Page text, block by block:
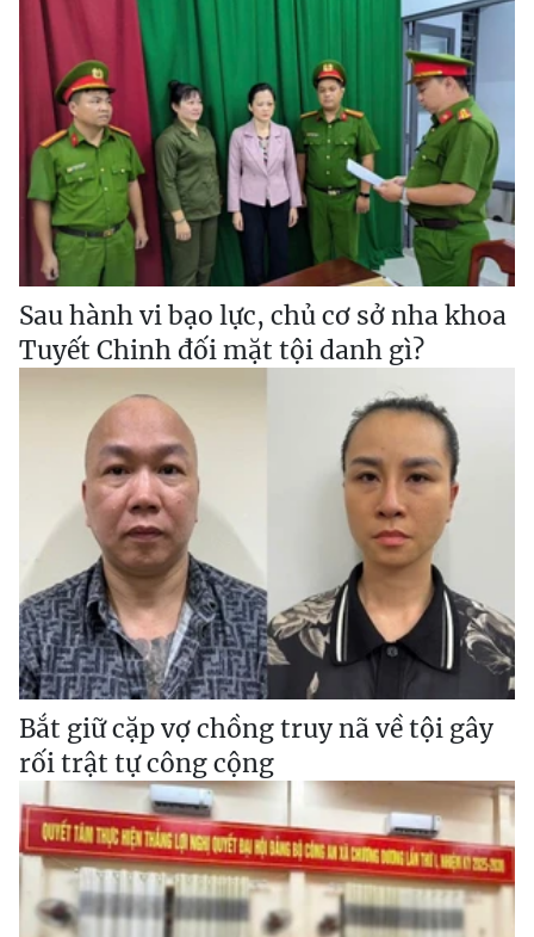
Sau hành vi bạo lực, chủ cơ sở nha khoa
Tuyết Chinh đối mặt tội danh gì?
Bắt giữ cặp vợ chồng truy nã về tội gây
rối trật tự công cộng